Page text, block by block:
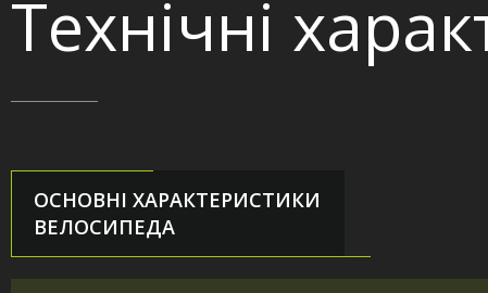
Технічні
ОСНОВНІ ХАРАКТЕРИСТИКИ
ВЕЛОСИПЕДА